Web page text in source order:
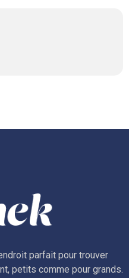
parfait pour trouver
petits comme pour grands.